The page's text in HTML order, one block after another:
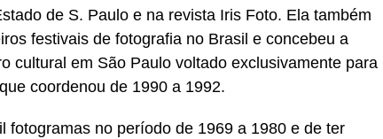
de S. Paulo e na revista Iris Foto. Ela também
festivais de fotografia no Brasil e concebeu a
cultural em São Paulo voltado exclusivamente para
coordenou de 1990 a 1992.
fotogramas no período de 1969 a 1980 e de ter